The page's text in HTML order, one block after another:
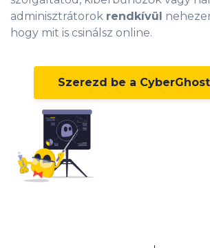
adminisztrátorok rendkívül
hogy mit is csinálsz online.
Szerezd be a